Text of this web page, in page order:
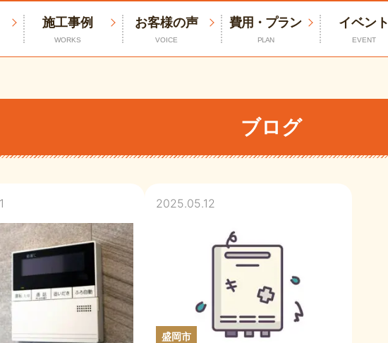
施工事例
WORKS
お客様の声
VOICE
費用・プラン
PLAN
イベント
EVENT
ブログ
2025.05.12
盛岡市